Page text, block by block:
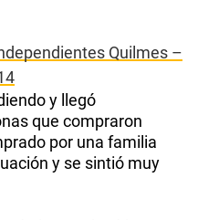
Quilmes –
y llegó
que compraron
por una familia
y se sintió muy